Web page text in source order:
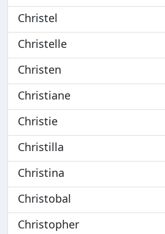
Christel
Christelle
Christen
Christiane
Christie
Christilla
Christina
Christobal
Christopher